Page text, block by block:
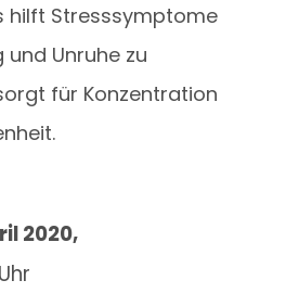
hilft Stresssymptome
Unruhe zu
für Konzentration
2020,